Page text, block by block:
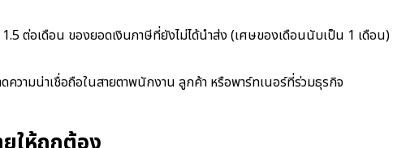
ต่อเดือน ของยอดเงินภาษีที่ยังไม่ได้นำส่ง (เศษของเดือนนับเป็น 1 เดือน)
ความน่าเชื่อถือในสายตาพนักงาน ลูกค้า หรือพาร์ทเนอร์ที่ร่วมธุรกิจ